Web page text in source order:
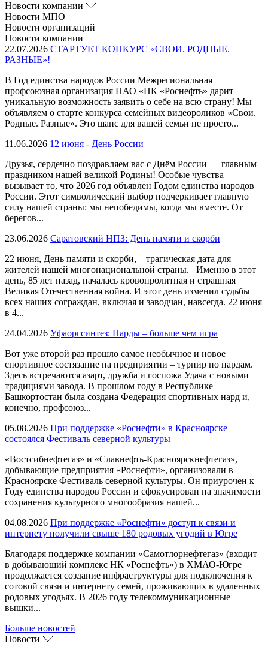
Новости компании
Новости МПО
Новости организаций
Новости компании
22.07.2026 СТАРТУЕТ КОНКУРС «СВОИ. РОДНЫЕ.
РАЗНЫЕ»!
В Год единства народов России Межрегиональная
профсоюзная организация ПАО «НК «Роснефть» дарит
уникальную возможность заявить о себе на всю страну! Мы
объявляем о старте конкурса семейных видеороликов «Свои.
Родные. Разные». Это шанс для вашей семьи не просто...
11.06.2026 12 июня - День России
Друзья, сердечно поздравляем вас с Днём России — главным
праздником нашей великой Родины! Особые чувства
вызывает то, что 2026 год объявлен Годом единства народов
России. Этот символический выбор подчеркивает главную
силу нашей страны: мы непобедимы, когда мы вместе. От
берегов...
23.06.2026 Саратовский НПЗ: День памяти и скорби
22 июня, День памяти и скорби, – трагическая дата для
жителей нашей многонациональной страны. Именно в этот
день, 85 лет назад, началась кровопролитная и страшная
Великая Отечественная война. И этот день изменил судьбы
всех наших сограждан, включая и заводчан, навсегда. 22 июня
в 4...
24.04.2026 Уфаоргсинтез: Нарды – больше чем игра
Вот уже второй раз прошло самое необычное и новое
спортивное состязание на предприятии – турнир по нардам.
Здесь встречаются азарт, дружба и госпожа Удача с новыми
традициями завода. В прошлом году в Республике
Башкортостан была создана Федерация спортивных нард и,
конечно, профсоюз...
05.08.2026 При поддержке «Роснефти» в Красноярске
состоялся Фестиваль северной культуры
«Востсибнефтегаз» и «Славнефть-Красноярскнефтегаз»,
добывающие предприятия «Роснефти», организовали в
Красноярске Фестиваль северной культуры. Он приурочен к
Году единства народов России и сфокусирован на значимости
сохранения культурного многообразия нашей...
04.08.2026 При поддержке «Роснефти» доступ к связи и
интернету получили свыше 180 родовых угодий в Югре
Благодаря поддержке компании «Самотлорнефтегаз» (входит
в добывающий комплекс НК «Роснефть») в ХМАО-Югре
продолжается создание инфраструктуры для подключения к
сотовой связи и интернету семей, проживающих в удаленных
родовых угодьях. В 2026 году телекоммуникационные
вышки...
Больше новостей
Новости